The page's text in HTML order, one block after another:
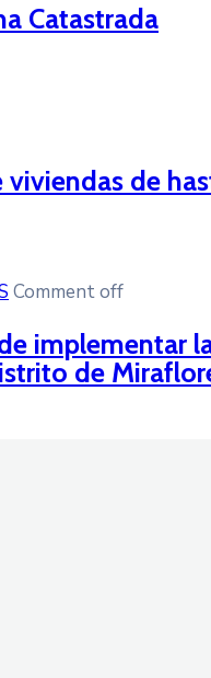
Catastrada
de
Comment off
implementar
de